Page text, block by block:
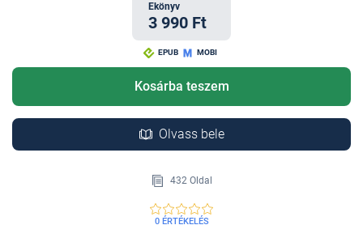
Ekönyv
3 990 Ft
EPUB MOBI
Kosárba teszem
Olvass bele
432 Oldal
0 ÉRTÉKELÉS